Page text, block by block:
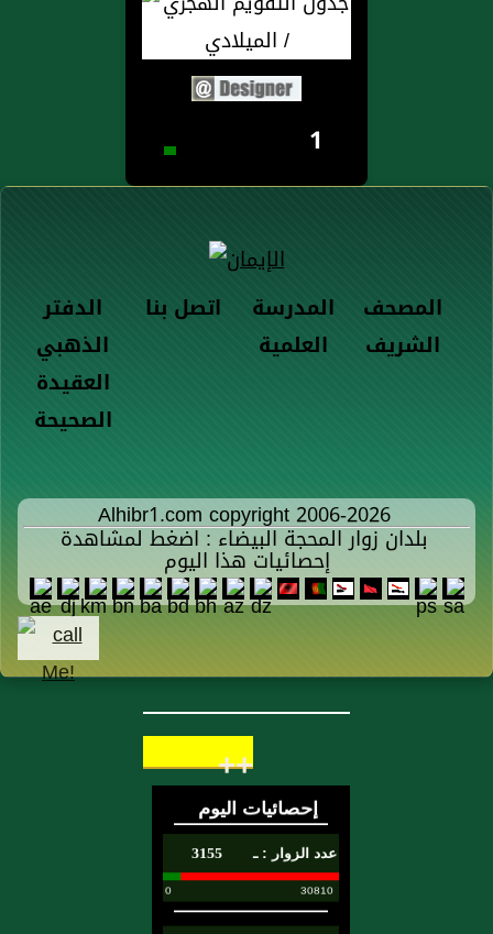
1
الدفتر
الذهبي
اتصل بنا
المدرسة
العلمية
المصحف
الشريف
العقيدة
الصحيحة
Alhibr1.com copyright 2006-2026
بلدان زوار المحجة البيضاء : اضغط لمشاهدة
إحصائيات هذا اليوم
++